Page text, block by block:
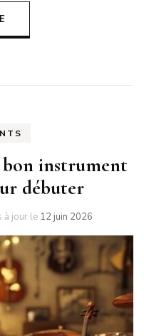
instrument
débuter
à jour le 12 juin 2026